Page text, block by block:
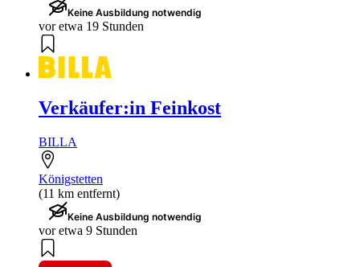
Keine Ausbildung notwendig
vor etwa 19 Stunden
Verkäufer:in Feinkost
BILLA
Königstetten
(11 km entfernt)
Keine Ausbildung notwendig
vor etwa 9 Stunden